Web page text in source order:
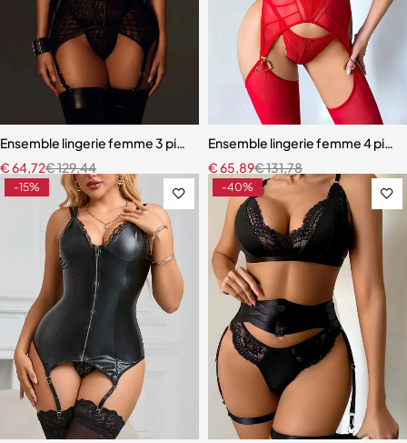
Ensemble lingerie femme 3 pièces – Texture alligator avec corset
€129,44
€64,72
Ensemble lingerie femme 4
€131,78
€65,89
-15% -40%